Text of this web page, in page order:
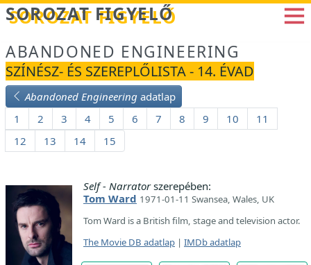
Betöltés...
SOROZAT FIGYELŐ
ABANDONED ENGINEERING
SZÍNÉSZ- ÉS SZEREPLŐLISTA - 14. ÉVAD
Abandoned Engineering adatlap
1
2 3 4 5 6 7 8 9 10
11
12
13 14 15
Self - Narratorszerepében:
Tom Ward 1971-01-11 Swansea, Wales, UK
Tom Ward is a British film, stage and television actor.
The Movie DB adatlap | IMDb adatlap